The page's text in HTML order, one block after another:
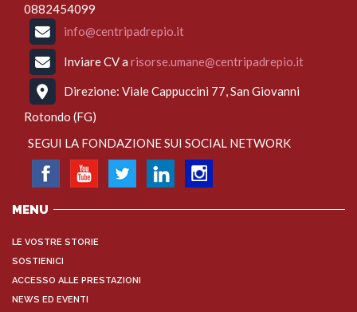
0882454099
info@centripadrepio.it
Inviare CV a risorse.umane@centripadrepio.it
Direzione: Viale Cappuccini 77, San Giovanni
Rotondo (FG)
SEGUI LA FONDAZIONE SUI SOCIAL NETWORK
MENU
LE VOSTRE STORIE
SOSTIENICI
ACCESSO ALLE PRESTAZIONI
NEWS ED EVENTI